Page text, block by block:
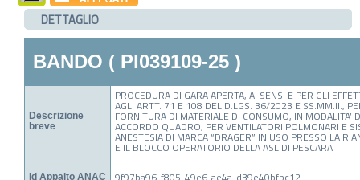
DETTAGLIO
BANDO ( PI039109-25 )
Descrizione
breve
PROCEDURA DI GARA APERTA, AI SENSI E PER GLI
AGLI ARTT. 71 E 108 DEL D.LGS. 36/2023 E SS.MM.II.,
FORNITURA DI MATERIALE DI CONSUMO, IN MODALITA’
ACCORDO QUADRO, PER VENTILATORI POLMONARI E
ANESTESIA DI MARCA “DRAGER” IN USO PRESSO LA
E IL BLOCCO OPERATORIO DELLA ASL DI PESCARA
Id Appalto ANAC